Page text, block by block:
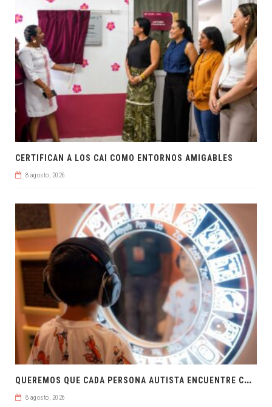
CERTIFICAN A LOS CAI COMO ENTORNOS AMIGABLES
8 agosto, 2026
Q
UEREMOS QUE CADA PERSONA AUTISTA ENCUENTRE COMPRENSIÓN: JDM
8 agosto, 2026